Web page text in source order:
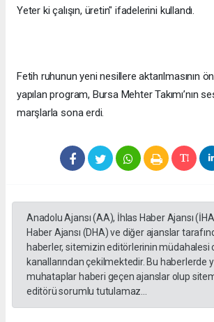
Yeter ki çalışın, üretin" ifadelerini kullandı.
Fetih ruhunun yeni nesillere aktarılmasının
yapılan program, Bursa Mehter Takımı’nın
marşlarla sona erdi.
Anadolu Ajansı (AA), İhlas Haber Ajansı
Haber Ajansı (DHA) ve diğer ajanslar
haberler, sitemizin editörlerinin müdahalesi
kanallarından çekilmektedir. Bu haberlerde
muhataplar haberi geçen ajanslar olup
editörü sorumlu tutulamaz...